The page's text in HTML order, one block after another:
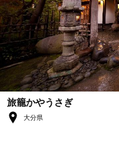
旅籠かやうさぎ
大分県